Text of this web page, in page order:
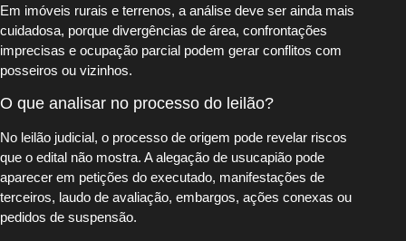
Em imóveis rurais e terrenos, a análise deve ser ainda mais
cuidadosa, porque divergências de área, confrontações
imprecisas e ocupação parcial podem gerar conflitos com
posseiros ou vizinhos.
O que analisar no processo do leilão?
No leilão judicial, o processo de origem pode revelar riscos
que o edital não mostra. A alegação de usucapião pode
aparecer em petições do executado, manifestações de
terceiros, laudo de avaliação, embargos, ações conexas ou
pedidos de suspensão.